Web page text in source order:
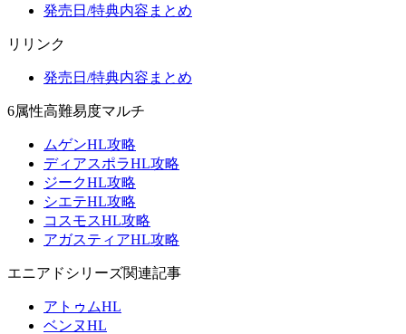
発売日/特典内容まとめ
リリンク
発売日/特典内容まとめ
6属性高難易度マルチ
ムゲンHL攻略
ディアスポラHL攻略
ジークHL攻略
シエテHL攻略
コスモスHL攻略
アガスティアHL攻略
エニアドシリーズ関連記事
アトゥムHL
ベンヌHL